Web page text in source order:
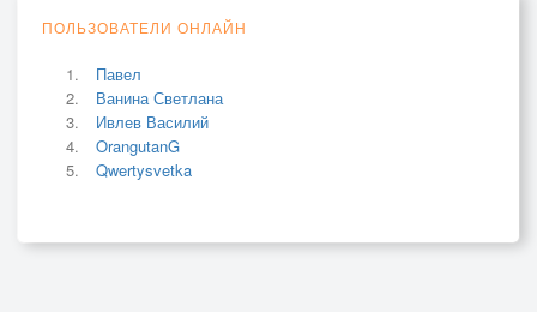
ПОЛЬЗОВАТЕЛИ ОНЛАЙН
Павел
Ванина Светлана
Ивлев Василий
OrangutanG
Qwertysvetka